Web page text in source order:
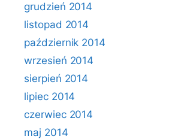
grudzień 2014
listopad 2014
październik 2014
wrzesień 2014
sierpień 2014
lipiec 2014
czerwiec 2014
maj 2014